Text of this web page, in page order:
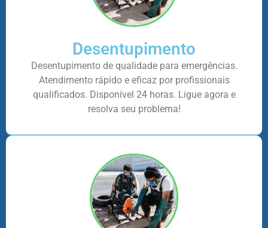
Desentupimento
Desentupimento de qualidade para emergências.
Atendimento rápido e eficaz por profissionais
qualificados. Disponível 24 horas. Ligue agora e
resolva seu problema!